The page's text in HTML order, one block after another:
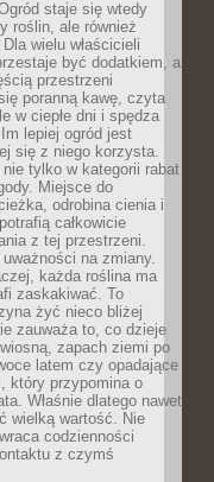
staje się wtedy
roślin, ale również
wielu właścicieli
być dodatkiem, a
przestrzeni
poranną kawę, czyta
w ciepłe dni i spędza
lepiej ogród jest
się z niego korzysta.
tylko w kategorii rabat
Miejsce do
odrobina cienia i
całkowicie
z tej przestrzeni.
na zmiany.
każda roślina ma
zaskakiwać. To
żyć nieco bliżej
zauważa to, co dzieje
zapach ziemi po
latem czy opadające
który przypomina o
Właśnie dlatego nawet
wielką wartość. Nie
codzienności
z czymś